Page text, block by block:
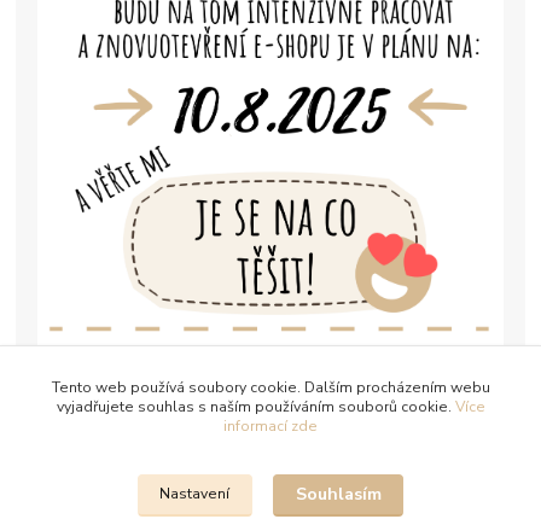
Tento web používá soubory cookie. Dalším procházením webu
vyjadřujete souhlas s naším používáním souborů cookie. Více
informací zde
Nastavení Souhlasím